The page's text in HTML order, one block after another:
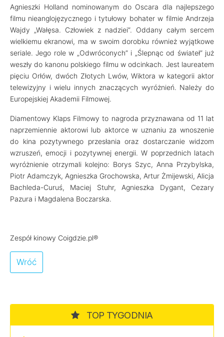
Agnieszki Holland nominowanym do Oscara dla najlepszego
filmu nieanglojęzycznego i tytułowy bohater w filmie Andrzeja
Wajdy „Wałęsa. Człowiek z nadziei”. Oddany całym sercem
wielkiemu ekranowi, ma w swoim dorobku również wyjątkowe
seriale. Jego role w „Odwróconych” i „Ślepnąc od świateł” już
weszły do kanonu polskiego filmu w odcinkach. Jest laureatem
pięciu Orłów, dwóch Złotych Lwów, Wiktora w kategorii aktor
telewizyjny i wielu innych znaczących wyróżnień. Należy do
Europejskiej Akademii Filmowej.
Diamentowy Klaps Filmowy to nagroda przyznawana od 11 lat
naprzemiennie aktorowi lub aktorce w uznaniu za wnoszenie
do kina pozytywnego przesłania oraz dostarczanie widzom
wzruszeń, emocji i pozytywnej energii. W poprzednich latach
wyróżnienie otrzymali kolejno: Borys Szyc, Anna Przybylska,
Piotr Adamczyk, Agnieszka Grochowska, Artur Żmijewski, Alicja
Bachleda-Curuś, Maciej Stuhr, Agnieszka Dygant, Cezary
Pazura i Magdalena Boczarska.
Zespół kinowy Coigdzie.pl®
Wróć
TOP TYGODNIA